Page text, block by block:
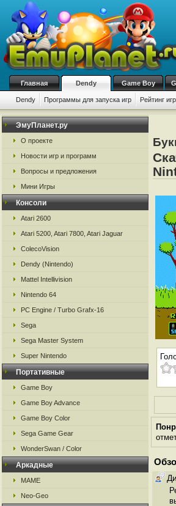
Главная Dendy Game Boy
Dendy Программы для запуска игр Рейтинг игр
ЭмуПланет.ру
О проекте
Новости игр и программ
Вопросы и предложения
Мини Игры
Консоли
Atari 2600
Atari 5200, Atari 7800, Atari Jaguar
ColecoVision
Dendy (Nintendo)
Mattel Intellivision
Nintendo 64
PC Engine / Turbo Grafx-16
Sega
Sega Master System
Super Nintendo
Портативные
Game Boy
Game Boy Advance
Game Boy Color
Sega Game Gear
WonderSwan / Color
Аркадные
MAME
Neo-Geo